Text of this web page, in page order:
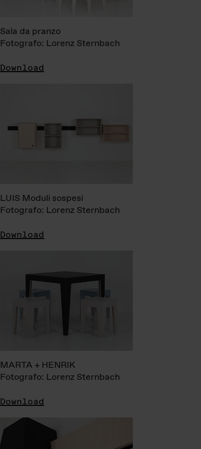
Sala da pranzo
Fotografo: Lorenz Sternbach
Download
LUIS Moduli sospesi
Fotografo: Lorenz Sternbach
Download
MARTA + HENRIK
Fotografo: Lorenz Sternbach
Download